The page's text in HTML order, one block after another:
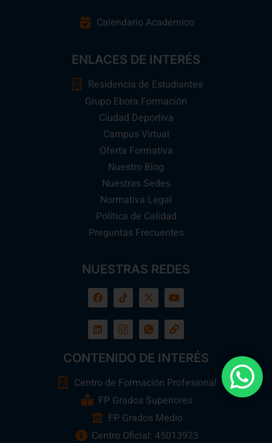
Calendario Académico
ENLACES DE INTERÉS
Residencia de Estudiantes
Grupo Ebora Formación
Ciudad Deportiva
Campus Virtual
Oferta Formativa
Nuestro Blog
Nuestras Sedes
Normativa Legal
Política de Calidad
Preguntas Frecuentes
NUESTRAS REDES
CONTENIDO DE INTERÉS
Centro de Formación Profesional
FP Grados Superiores
FP Grados Medio
Centro Oficial: 45013923